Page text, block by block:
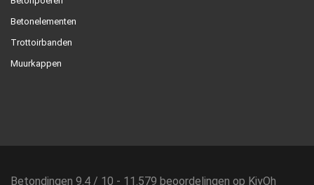
Betonelementen
Trottoirbanden
Muurkappen
Betondingen 9.4 / 10 - 11.579 beoordelingen op KiyOh